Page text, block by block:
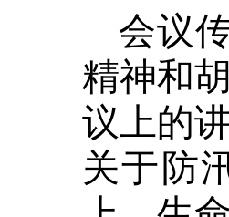
会议
精神和
议上的
关于防